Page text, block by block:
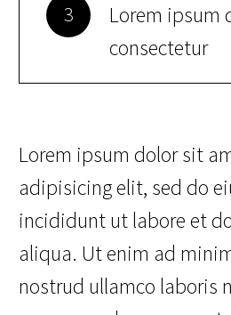
3
Lorem ipsum
consectetur
Lorem ipsum dolor sit
adipisicing elit, sed do
incididunt ut labore et
aliqua. Ut enim ad
nostrud ullamco laboris